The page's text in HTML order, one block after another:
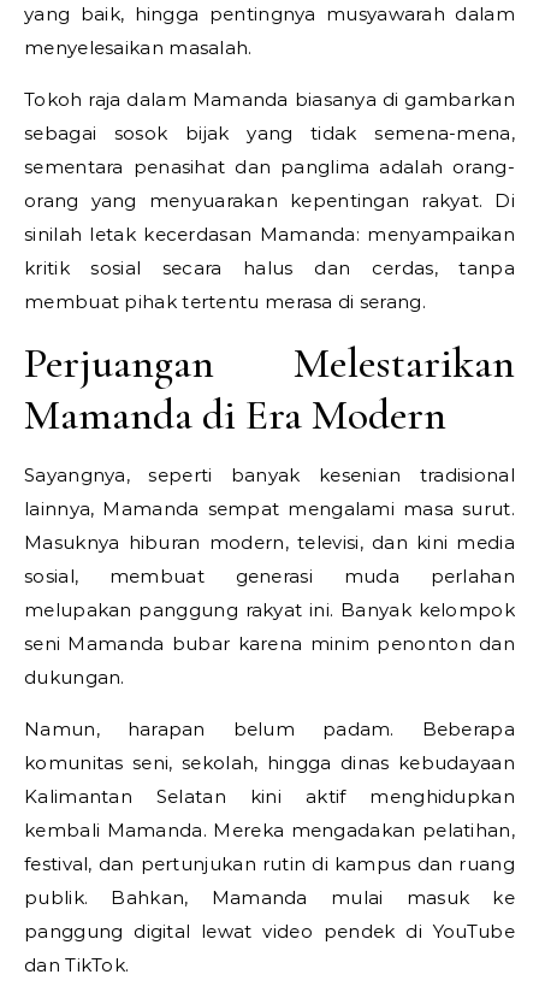
yang baik, hingga pentingnya musyawarah dalam
menyelesaikan masalah.
Tokoh raja dalam Mamanda biasanya di gambarkan
sebagai sosok bijak yang tidak semena-mena,
sementara penasihat dan panglima adalah orang-
orang yang menyuarakan kepentingan rakyat. Di
sinilah letak kecerdasan Mamanda: menyampaikan
kritik sosial secara halus dan cerdas, tanpa
membuat pihak tertentu merasa di serang.
Perjuangan Melestarikan
Mamanda di Era Modern
Sayangnya, seperti banyak kesenian tradisional
lainnya, Mamanda sempat mengalami masa surut.
Masuknya hiburan modern, televisi, dan kini media
sosial, membuat generasi muda perlahan
melupakan panggung rakyat ini. Banyak kelompok
seni Mamanda bubar karena minim penonton dan
dukungan.
Namun, harapan belum padam. Beberapa
komunitas seni, sekolah, hingga dinas kebudayaan
Kalimantan Selatan kini aktif menghidupkan
kembali Mamanda. Mereka mengadakan pelatihan,
festival, dan pertunjukan rutin di kampus dan ruang
publik. Bahkan, Mamanda mulai masuk ke
panggung digital lewat video pendek di YouTube
dan TikTok.